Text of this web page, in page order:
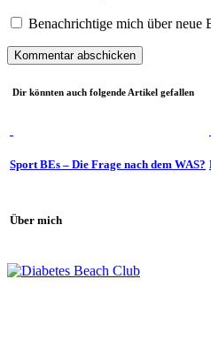
Benachrichtige mich über neue
Dir könnten auch folgende Artikel gefallen
Sport BEs – Die Frage nach dem WAS?
Über mich